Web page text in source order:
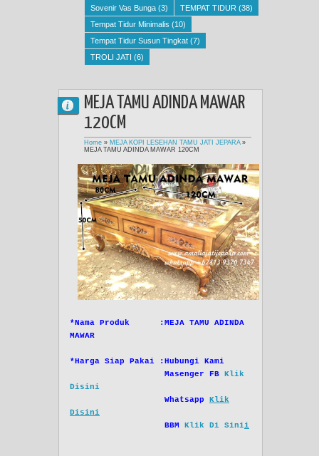
Sovenir Vas Bunga (3) TEMPAT TIDUR (38)
Tempat Tidur Minimalis (10)
Tempat Tidur Susun Tingkat (7)
TROLI JATI (6)
MEJA TAMU ADINDA MAWAR
120CM
Home » MEJA KOPI LESEHAN TAMU JATI JEPARA»
MEJA TAMU ADINDA MAWAR 120CM
*Nama Produk :MEJA TAMU ADINDA
MAWAR
*Harga Siap Pakai :Hubungi Kami
Masenger FB
Klik
Disini
Whatsapp
Klik
Disini
BBM
Klik Di Sinii